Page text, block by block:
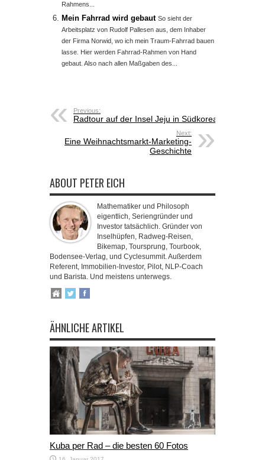
Rahmens...
Mein Fahrrad wird gebaut So sieht der
Arbeitsplatz von Rudolf Pallesen aus, dem Inhaber
der Firma Norwid, wo ich mein Traum-Fahrrad bauen
lasse. Hier werden Fahrrad-Rahmen von Hand
gebaut. Also nach allen Maßgaben des...
Previous:
Radtour auf der Insel Jeju in Südkorea
Next:
Eine Weihnachtsmarkt-Marketing-
Geschichte
ABOUT PETER EICH
Mathematiker und Philosoph
eigentlich, Seriengründer und
Investor tatsächlich. Gründer von
Inselhüpfen, Radweg-Reisen,
Bikemap, Toursprung, Tourbook,
Bodensee-Verlag, und Cyclesummit. Außerdem
Referent, Immobilien-Investor, Pilot, NLP-Coach
und Barista. Und meistens unterwegs.
ÄHNLICHE ARTIKEL
Kuba per Rad – die besten 60 Fotos